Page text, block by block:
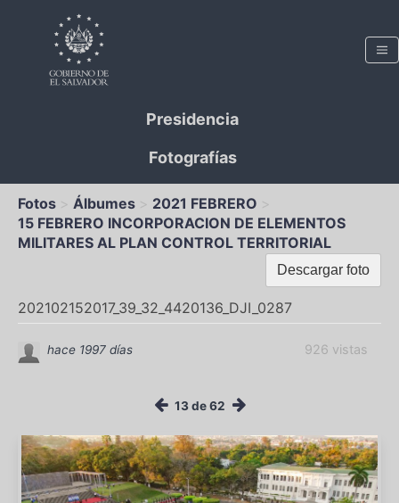
Presidencia
Fotografías
Fotos Álbumes
2021 FEBRERO
15 FEBRERO INCORPORACION DE ELEMENTOS
MILITARES AL PLAN CONTROL TERRITORIAL
Descargar foto
202102152017_39_32_4420136_DJI_0287
926 vistas
hace 1997 días
13 de 62